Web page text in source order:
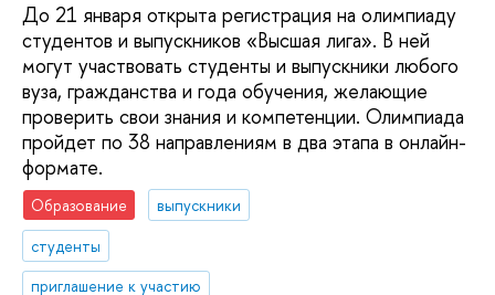
До 21 января открыта регистрация на олимпиаду
студентов и выпускников «Высшая лига». В ней
могут участвовать студенты и выпускники любого
вуза, гражданства и года обучения, желающие
проверить свои знания и компетенции. Олимпиада
пройдет по 38 направлениям в два этапа в онлайн-
формате.
Образование
выпускники
студенты
приглашение к участию